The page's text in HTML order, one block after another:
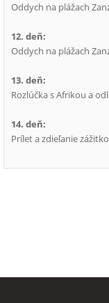
Oddych na plážach
12. deň:
Oddych na plážach
13. deň:
Rozlúčka s Afrikou a
14. deň:
Prílet a zdieľanie